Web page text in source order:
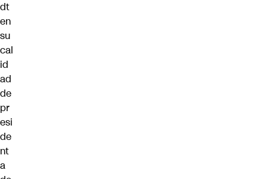
dt
en
su
cal
id
ad
de
pr
esi
de
nt
a